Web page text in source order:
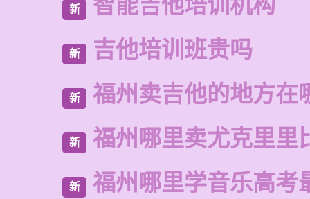
新 智能吉他培训机构
新 吉他培训班贵吗
新 福州卖吉他的地方在
新 福州哪里卖尤克里里
新 福州哪里学音乐高考